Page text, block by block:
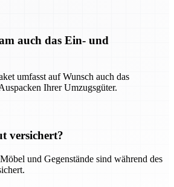
auch das Ein- und
umfasst auf Wunsch auch das
Ihrer Umzugsgüter.
versichert?
und Gegenstände sind während des